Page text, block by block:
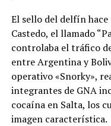
El sello del delfín
Castedo, el llamado
controlaba el tráfico
entre Argentina y
operativo «Snorky»,
integrantes de GNA
cocaína en Salta, los
imagen característica.